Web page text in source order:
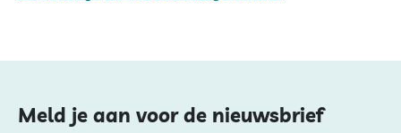
Meld je aan voor de nieuwsbrief